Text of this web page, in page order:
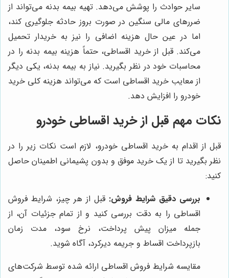
سایر حوادث را پوشش می‌دهد. تهیه بیمه بدنه می‌تواند از
ضررهای مالی سنگین در صورت بروز حادثه جلوگیری کند،
اما در عین حال هزینه اضافی را نیز به خریدار تحمیل
می‌کند. قبل از خرید اقساطی، حتماً هزینه بیمه بدنه را در
محاسبات خود در نظر بگیرید. نیاز به بیمه بدنه، یکی دیگر
از معایب خرید اقساطی است که می‌تواند هزینه کلی خرید
خودرو را افزایش دهد.
نکات مهم قبل از خرید اقساطی خودرو
قبل از اقدام به خرید اقساطی خودرو، لازم است نکات زیر را در
نظر بگیرید تا از یک خرید موفق و بدون پشیمانی اطمینان حاصل
کنید:
بررسی دقیق شرایط فروش: قبل از هر چیز، شرایط فروش
اقساطی را به دقت بررسی کنید و از تمام جزئیات آن، از
جمله میزان پیش پرداخت، نرخ سود، مدت زمان
بازپرداخت اقساط و جریمه دیرکرد، آگاه شوید.
مقایسه شرایط فروش اقساطی ارائه شده توسط شرکت‌های